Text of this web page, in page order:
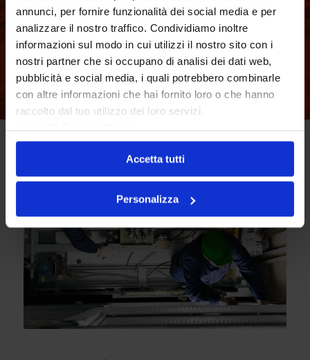
annunci, per fornire funzionalità dei social media e per
analizzare il nostro traffico. Condividiamo inoltre
informazioni sul modo in cui utilizzi il nostro sito con i
nostri partner che si occupano di analisi dei dati web,
pubblicità e social media, i quali potrebbero combinarle
con altre informazioni che hai fornito loro o che hanno
raccolto dal tuo utilizzo dei loro servizi.
Accetta tutti
Personalizza
disposizione
RICHIEDI UN PREVENTIVO